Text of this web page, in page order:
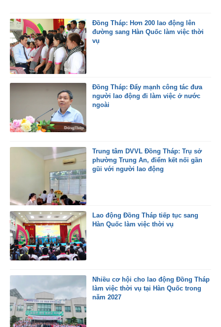
Đồng Tháp: Hơn 200 lao động lên
đường sang Hàn Quốc làm việc thời
vụ
Đồng Tháp: Đẩy mạnh công tác đưa
người lao động đi làm việc ở nước
ngoài
Trung tâm DVVL Đồng Tháp: Trụ sở
phường Trung An, điểm kết nối gần
gũi với người lao động
Lao động Đồng Tháp tiếp tục sang
Hàn Quốc làm việc thời vụ
Nhiều cơ hội cho lao động Đồng Tháp
làm việc thời vụ tại Hàn Quốc trong
năm 2027